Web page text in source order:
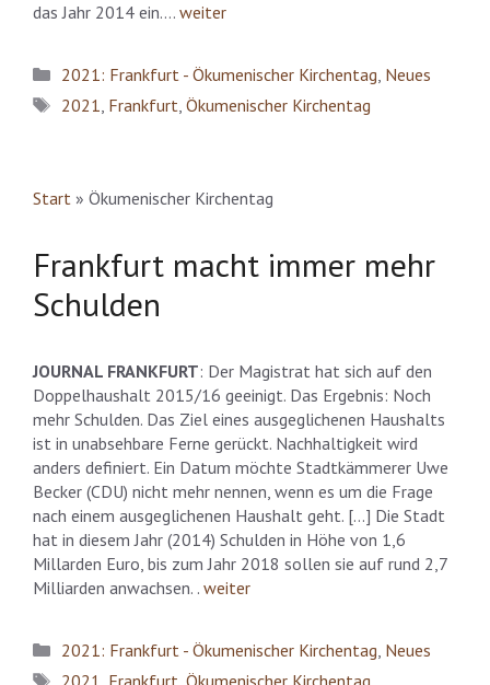
das Jahr 2014 ein…. weiter
Kategorien
2021: Frankfurt - Ökumenischer Kirchentag, Neues
Schlagwörter
2021, Frankfurt, Ökumenischer Kirchentag
Start » Ökumenischer Kirchentag
Frankfurt macht immer mehr
Schulden
JOURNAL FRANKFURT: Der Magistrat hat sich auf den
Doppelhaushalt 2015/16 geeinigt. Das Ergebnis: Noch
mehr Schulden. Das Ziel eines ausgeglichenen Haushalts
ist in unabsehbare Ferne gerückt. Nachhaltigkeit wird
anders definiert. Ein Datum möchte Stadtkämmerer Uwe
Becker (CDU) nicht mehr nennen, wenn es um die Frage
nach einem ausgeglichenen Haushalt geht. […] Die Stadt
hat in diesem Jahr (2014) Schulden in Höhe von 1,6
Millarden Euro, bis zum Jahr 2018 sollen sie auf rund 2,7
Milliarden anwachsen. . weiter
Kategorien
2021: Frankfurt - Ökumenischer Kirchentag, Neues
Schlagwörter
2021 Frankfurt Ökumenischer Kirchentag